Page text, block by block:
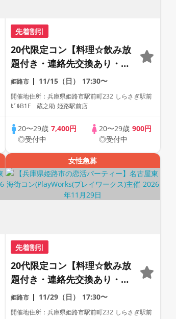
先着割引
20代限定コン【料理☆飲み放
題付き・連絡先交換あり・完
全着席型】１名参加多数・初
参加も大歓迎☆プレイワーク
ス主催☆
姫路市 11/15（日） 17:30〜
開催地住所：兵庫県姫路市駅前町232 しらさぎ駅前
ﾋﾞﾙB1F 蔵之助 姫路駅前店
20〜29歳 7,400円
◎受付中
20〜29歳 900円
◎受付中
女性急募
先着割引
20代限定コン【料理☆飲み放
題付き・連絡先交換あり・完
全着席型】１名参加多数・初
参加も大歓迎☆プレイワーク
姫路市 11/29（日） 17:30〜
開催地住所：兵庫県姫路市駅前町232 しらさぎ駅前